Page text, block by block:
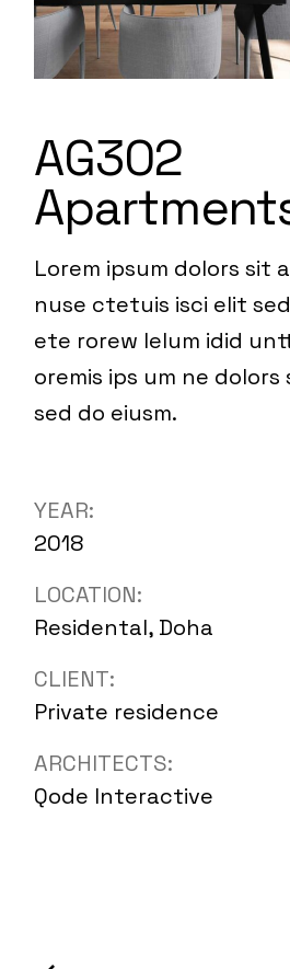
AG302
Lorem ipsum dolors sit
nuse ctetuis isci elit
ete rorew lelum idid
oremis ips um ne
sed do eiusm.
YEAR:
2018
LOCATION:
Residental, Doha
CLIENT:
Private residence
ARCHITECTS:
Qode Interactive